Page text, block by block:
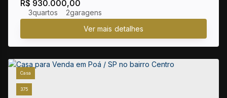
R$ 930.000,00
3 2
375
Casa